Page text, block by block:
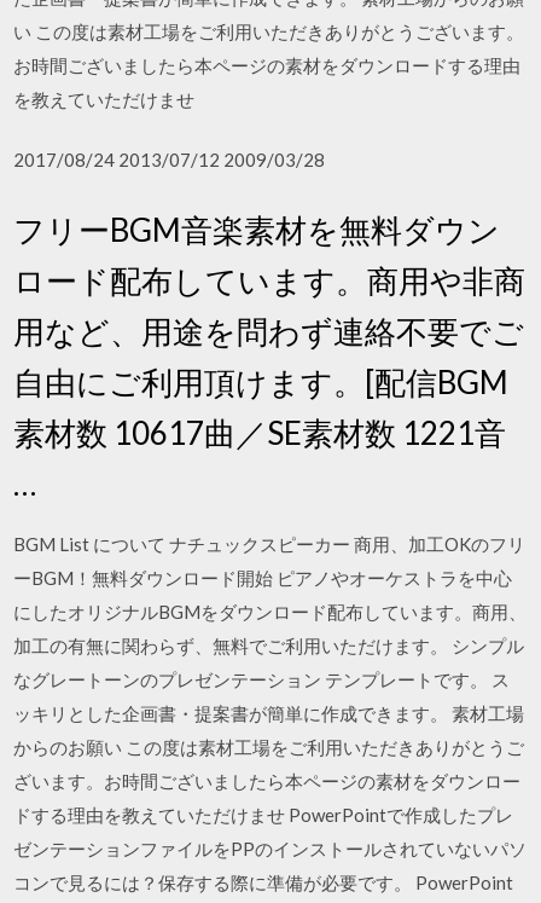
い この度は素材工場をご利用いただきありがとうございます。
お時間ございましたら本ページの素材をダウンロードする理由
を教えていただけませ
2017/08/24 2013/07/12 2009/03/28
フリーBGM音楽素材を無料ダウン
ロード配布しています。商用や非商
用など、用途を問わず連絡不要でご
自由にご利用頂けます。[配信BGM
素材数 10617曲／SE素材数 1221音
…
BGM List について ナチュックスピーカー 商用、加工OKのフリ
ーBGM！無料ダウンロード開始 ピアノやオーケストラを中心
にしたオリジナルBGMをダウンロード配布しています。商用、
加工の有無に関わらず、無料でご利用いただけます。 シンプル
なグレートーンのプレゼンテーション テンプレートです。 ス
ッキリとした企画書・提案書が簡単に作成できます。 素材工場
からのお願い この度は素材工場をご利用いただきありがとうご
ざいます。お時間ございましたら本ページの素材をダウンロー
ドする理由を教えていただけませ PowerPointで作成したプレ
ゼンテーションファイルをPPのインストールされていないパソ
コンで見るには？保存する際に準備が必要です。 PowerPoint